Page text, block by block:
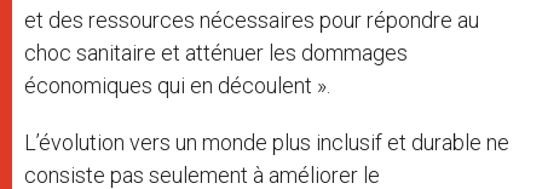
et des ressources nécessaires pour répondre au
choc sanitaire et atténuer les dommages
économiques qui en découlent ».
L’évolution vers un monde plus inclusif et durable ne
consiste pas seulement à améliorer le